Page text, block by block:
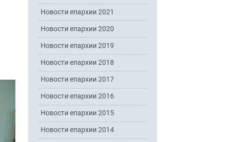
Новости епархии 2021
Новости епархии 2020
Новости епархии 2019
Новости епархии 2018
Новости епархии 2017
Новости епархии 2016
Новости епархии 2015
Новости епархии 2014